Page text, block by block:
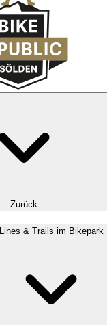
Zurück
Lines & Trails im Bikepark